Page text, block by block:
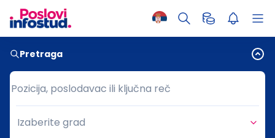
Pretraga
Pozicija, poslodavac ili ključna reč
Pozicija, poslodavac ili ključna reč
Grad
Izaberite grad